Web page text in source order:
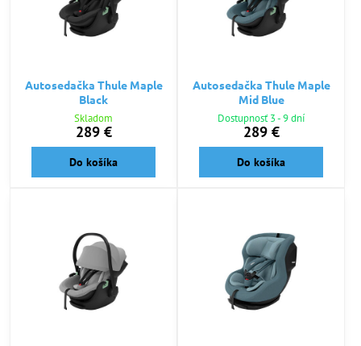
Autosedačka Thule Maple
Black
Skladom
289 €
Do košíka
Autosedačka Thule Maple
Mid Blue
Dostupnosť 3 - 9 dní
289 €
Do košíka